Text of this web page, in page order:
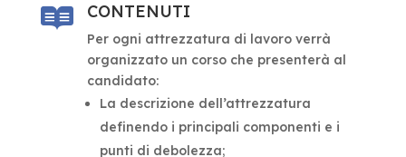
 CONTENUTI
Per ogni attrezzatura di lavoro verrà
organizzato un corso che presenterà al
candidato:
La descrizione dell’attrezzatura
definendo i principali componenti e i
punti di debolezza;